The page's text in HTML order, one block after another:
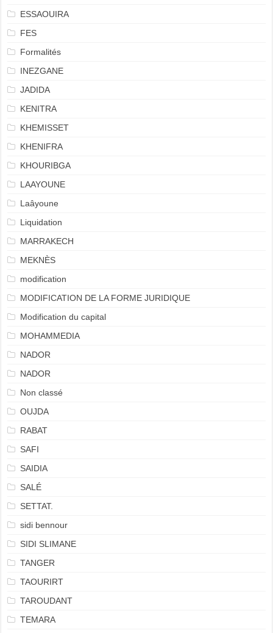
ESSAOUIRA
FES
Formalités
INEZGANE
JADIDA
KENITRA
KHEMISSET
KHENIFRA
KHOURIBGA
LAAYOUNE
Laâyoune
Liquidation
MARRAKECH
MEKNÈS
modification
MODIFICATION DE LA FORME JURIDIQUE
Modification du capital
MOHAMMEDIA
NADOR
NADOR
Non classé
OUJDA
RABAT
SAFI
SAIDIA
SALÉ
SETTAT.
sidi bennour
SIDI SLIMANE
TANGER
TAOURIRT
TAROUDANT
TEMARA